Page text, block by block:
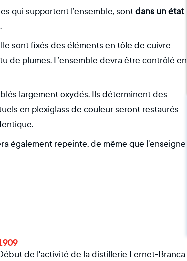
qui supportent l’ensemble, sontdans un état
.
sont fixés des éléments en tôle de cuivre
de plumes. L’ensemble devra être contrôlé en
largement oxydés. Ils déterminent des
en plexiglass de couleur seront restaurés
également repeinte, de même que l'enseigne
de l'activité de la distillerie Fernet-Branca